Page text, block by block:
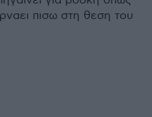
πισω στη θεση του